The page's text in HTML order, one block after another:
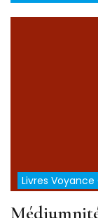
Livres